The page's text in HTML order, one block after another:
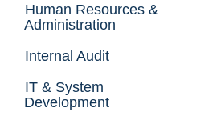
Human Resources &
Administration
Internal Audit
IT & System
Development